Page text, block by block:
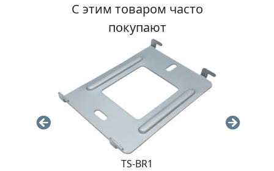
С этим товаром часто
покупают
TS-BR1